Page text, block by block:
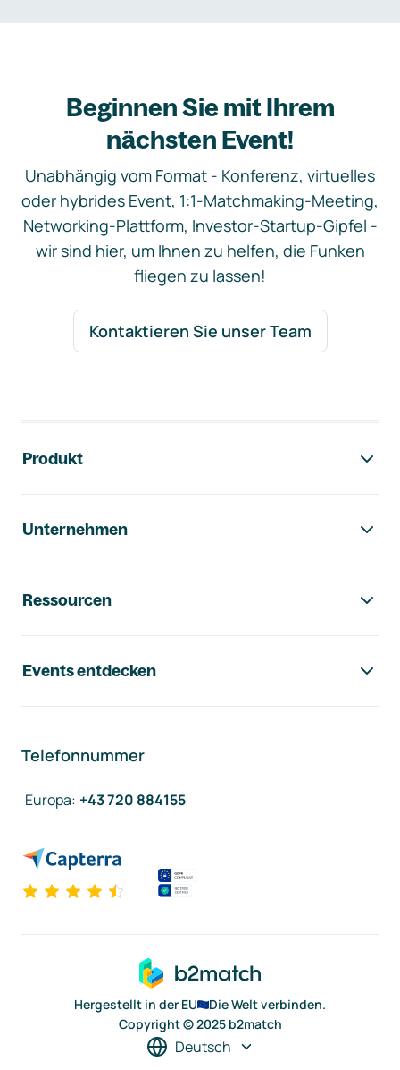
Beginnen Sie mit Ihrem
nächsten Event!
Unabhängig vom Format - Konferenz, virtuelles
oder hybrides Event, 1:1-Matchmaking-Meeting,
Networking-Plattform, Investor-Startup-Gipfel -
wir sind hier, um Ihnen zu helfen, die Funken
fliegen zu lassen!
Kontaktieren Sie unser Team
Produkt
Unternehmen
Ressourcen
Events entdecken
Telefonnummer
Europa: +43 720 884155
Hergestellt in der EU
Die Welt verbinden.
Copyright © 2025 b2match
Deutsch